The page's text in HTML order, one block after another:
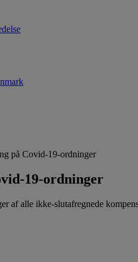
på Covid-19-ordninger
19-ordninger
af alle ikke-slutafregnede